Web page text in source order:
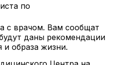
по
с врачом. Вам сообщат
даны рекомендации
и образа жизни.